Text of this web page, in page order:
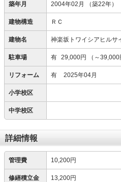
築年月 2004年02月 （築22年）
建物構造 ＲＣ
建物名 神楽坂トワイシアヒルサ
駐車場 有 29,000円 （～39,000
リフォーム 有 2025年04月
小学校区
中学校区
詳細情報
管理費 10,200円
修繕積立金 13,200円